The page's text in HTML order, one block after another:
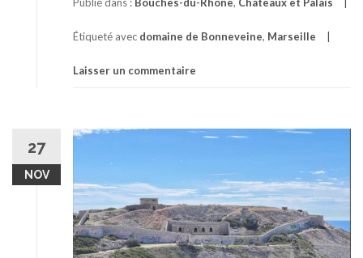
Étiqueté avec domaine de Bonneveine, Marseille
Laisser un commentaire
27
NOV